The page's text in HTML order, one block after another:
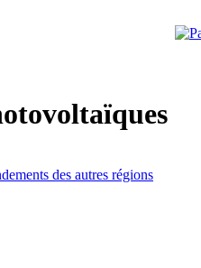
des autres régions